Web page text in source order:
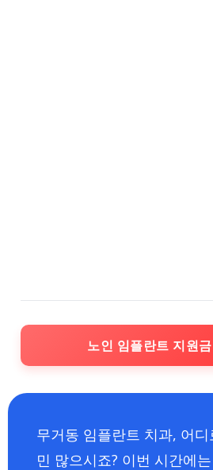
노인 임플란트 지원
무거동 임플란트 치과, 어
민 많으시죠? 이번 시간에